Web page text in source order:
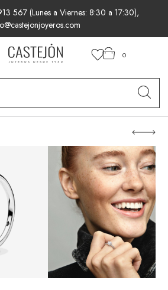
567 (Lunes a Viernes: 8:30 a 17:30),
0